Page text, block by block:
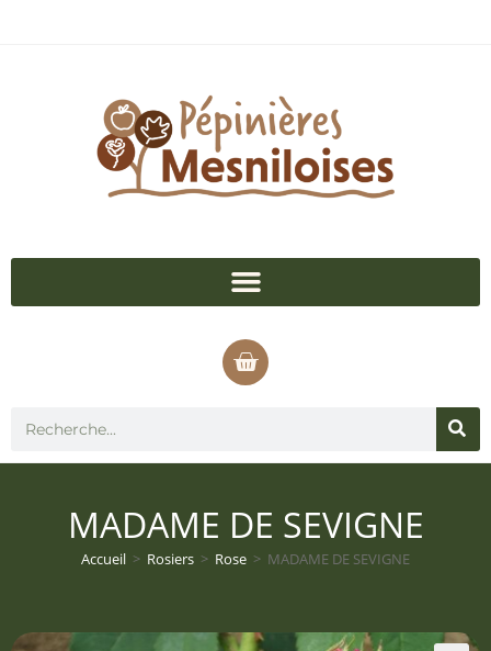
MADAME DE SEVIGNE
Accueil > Rosiers > Rose > MADAME DE SEVIGNE